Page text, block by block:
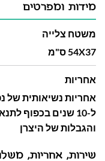
מידות ומפרטים
משטח צלייה
54X37 ס"מ
אחריות
אחריות נשיאותית של
ל-10 שנים בכפוף
והגבלות של היצרן
שירות, אחריות,